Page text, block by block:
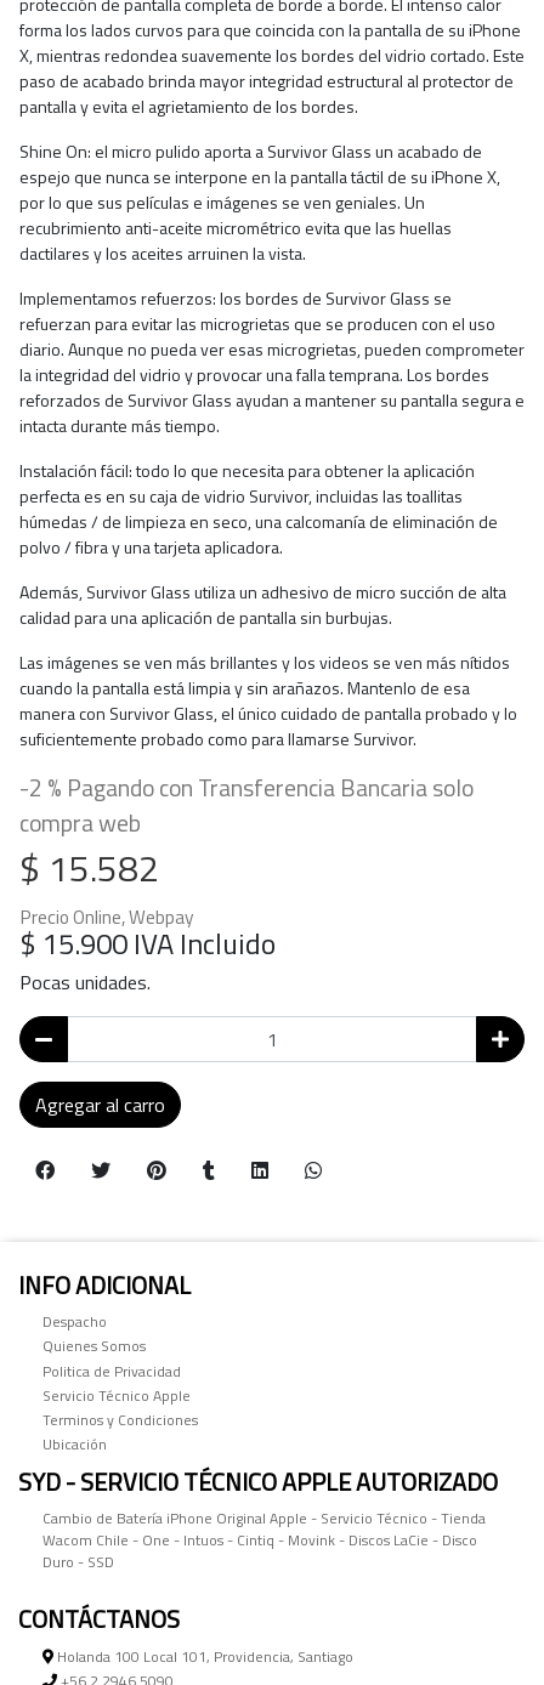
forma los lados curvos para que coincida con la pantalla de su iPhone
X, mientras redondea suavemente los bordes del vidrio cortado. Este
paso de acabado brinda mayor integridad estructural al protector de
pantalla y evita el agrietamiento de los bordes.
Shine On: el micro pulido aporta a Survivor Glass un acabado de
espejo que nunca se interpone en la pantalla táctil de su iPhone X,
por lo que sus películas e imágenes se ven geniales. Un
recubrimiento anti-aceite micrométrico evita que las huellas
dactilares y los aceites arruinen la vista.
Implementamos refuerzos: los bordes de Survivor Glass se
refuerzan para evitar las microgrietas que se producen con el uso
diario. Aunque no pueda ver esas microgrietas, pueden comprometer
la integridad del vidrio y provocar una falla temprana. Los bordes
reforzados de Survivor Glass ayudan a mantener su pantalla segura e
intacta durante más tiempo.
Instalación fácil: todo lo que necesita para obtener la aplicación
perfecta es en su caja de vidrio Survivor, incluidas las toallitas
húmedas / de limpieza en seco, una calcomanía de eliminación de
polvo / fibra y una tarjeta aplicadora.
Además, Survivor Glass utiliza un adhesivo de micro succión de alta
calidad para una aplicación de pantalla sin burbujas.
Las imágenes se ven más brillantes y los videos se ven más nítidos
cuando la pantalla está limpia y sin arañazos. Mantenlo de esa
manera con Survivor Glass, el único cuidado de pantalla probado y lo
suficientemente probado como para llamarse Survivor.
-2 % Pagando con Transferencia Bancaria solo
compra web
$ 15.582
Precio Online, Webpay
$ 15.900IVA Incluido
Pocas unidades.
Agregar al carro
INFO ADICIONAL
Despacho
Quienes Somos
Politica de Privacidad
Servicio Técnico Apple
Terminos y Condiciones
Ubicación
SYD - SERVICIO TÉCNICO APPLE AUTORIZADO
Cambio de Batería iPhone Original Apple - Servicio Técnico - Tienda
Wacom Chile - One - Intuos - Cintiq - Movink - Discos LaCie - Disco
Duro - SSD
CONTÁCTANOS
Holanda 100 Local 101, Providencia, Santiago